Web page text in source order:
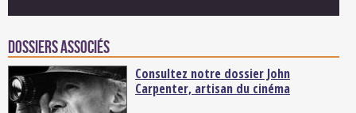
Dossiers associés
Consultez notre dossier John
Carpenter, artisan du cinéma